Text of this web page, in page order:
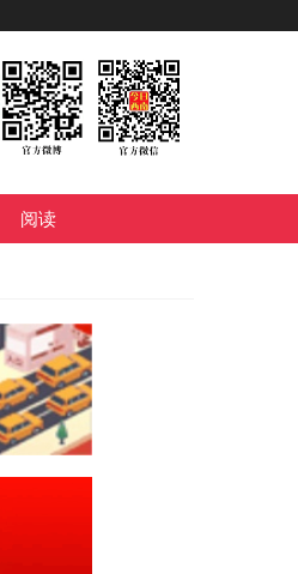
阅读